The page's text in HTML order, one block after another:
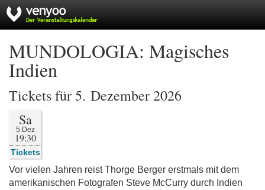
MUNDOLOGIA: Magisches
Indien
Tickets für 5. Dezember 2026
Sa
5.Dez
19:30
Tickets
Vor vielen Jahren reist Thorge Berger erstmals mit dem
amerikanischen Fotografen Steve McCurry durch Indien